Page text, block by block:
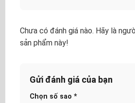
Chưa có đánh giá nào. Hãy là
sản phẩm này!
Gửi đánh giá của bạn
Chọn số sao *